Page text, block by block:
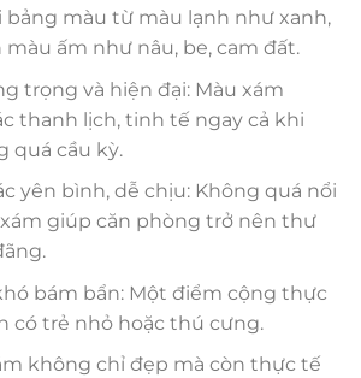
bảng màu từ màu lạnh như xanh,
ấm như nâu, be, cam đất.
trọng và hiện đại: Màu xám
thanh lịch, tinh tế ngay cả khi
quá cầu kỳ.
yên bình, dễ chịu: Không quá nổi
giúp căn phòng trở nên thư
bám bẩn: Một điểm cộng thực
có trẻ nhỏ hoặc thú cưng.
không chỉ đẹp mà còn thực tế